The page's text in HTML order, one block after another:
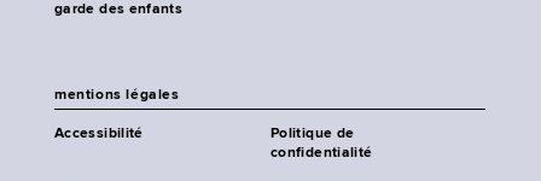
garde des enfants
mentions légales
Accessibilité
Politique de
confidentialité